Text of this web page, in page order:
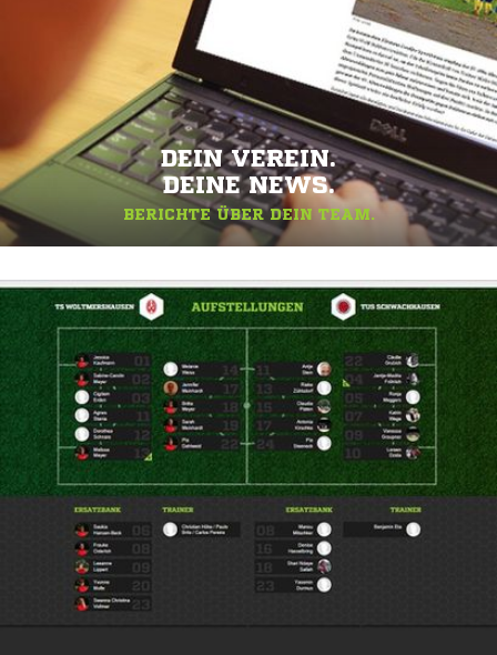
DEIN VEREIN.
DEINE NEWS.
BERICHTE ÜBER DEIN TEAM.